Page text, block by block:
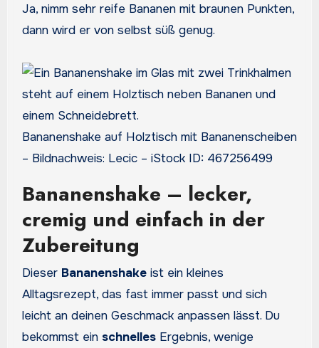
Ja, nimm sehr reife Bananen mit braunen Punkten,
dann wird er von selbst süß genug.
Bananenshake auf Holztisch mit Bananenscheiben
– Bildnachweis: Lecic – iStock ID: 467256499
Bananenshake – lecker,
cremig und einfach in der
Zubereitung
Dieser Bananenshakeist ein kleines
Alltagsrezept, das fast immer passt und sich
leicht an deinen Geschmack anpassen lässt. Du
bekommst ein schnellesErgebnis, wenige